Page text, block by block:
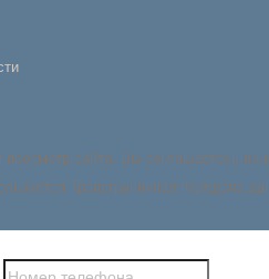
сайта, Вы соглашаетесь
Трансграничная передача